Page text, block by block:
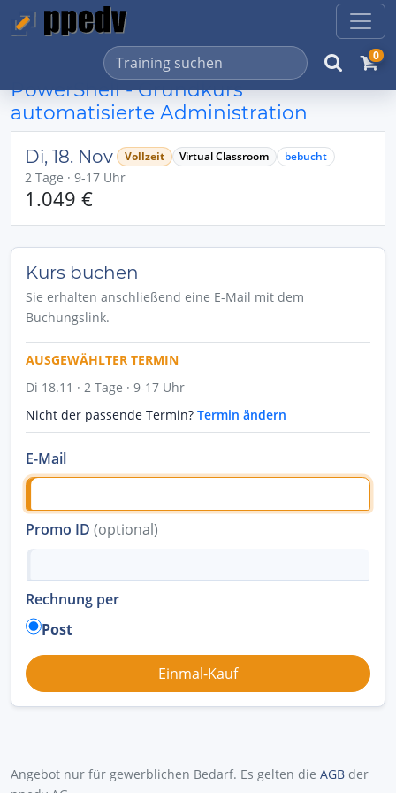
0
PowerShell - Grundkurs
automatisierte Administration
Di, 18. Nov Vollzeit Virtual Classroom bebucht
2 Tage · 9-17 Uhr
1.049 €
Kurs buchen
Sie erhalten anschließend eine E-Mail mit dem
Buchungslink.
AUSGEWÄHLTER TERMIN
Di 18.11 · 2 Tage · 9-17 Uhr
Nicht der passende Termin? Termin ändern
E-Mail
Promo ID (optional)
Rechnung per
Post
Angebot nur für gewerblichen Bedarf. Es gelten die AGB der